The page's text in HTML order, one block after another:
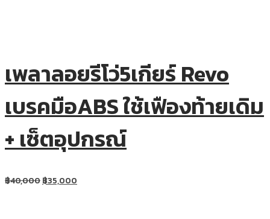
เพลาลอยรีโว่5เกียร์ Revo
เบรคมือABS ใช้เฟืองท้ายเดิม
+ เซ็ตอุปกรณ์
฿40,000฿35,000